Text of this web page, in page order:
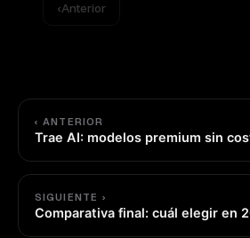
‹Anterior
‹ ANTERIOR
Trae AI: modelos premium sin
SIGUIENTE ›
Comparativa final: cuál elegir en